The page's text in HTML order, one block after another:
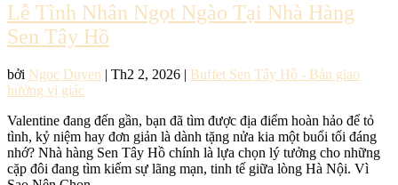
Lễ Tình Nhân Ngọt Ngào Tại Nhà Hàng
Sen Tây Hồ
bởi Ngoc Duyen | Th2 2, 2026 | Buffet Sen Tây Hồ - Bản giao
hưởng vị giác
Valentine đang đến gần, bạn đã tìm được địa điểm hoàn hảo để tỏ
tình, kỷ niệm hay đơn giản là dành tặng nửa kia một buổi tối đáng
nhớ? Nhà hàng Sen Tây Hồ chính là lựa chọn lý tưởng cho những
cặp đôi đang tìm kiếm sự lãng mạn, tinh tế giữa lòng Hà Nội. Vì